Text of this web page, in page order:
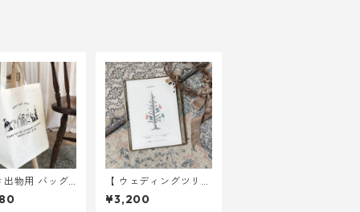
出物用 バッグ
10枚 ｜ 結婚
トバッグ
【 ウェディングツリー
】 クリスマスツリー A
4サイズ 用紙のみ ｜
¥3,200